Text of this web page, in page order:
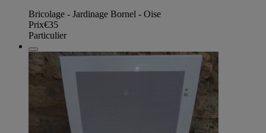
Bricolage - Jardinage Bornel - Oise
Prix€35
Particulier